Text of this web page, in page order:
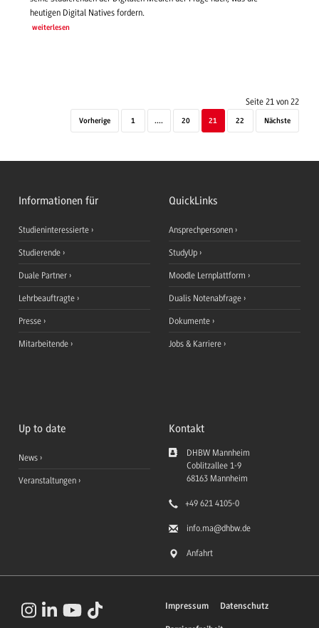
heutigen Digital Natives fordern.
weiterlesen
Seite 21 von 22
Vorherige 1 .... 20 21 22 Nächste
Informationen für
Studieninteressierte
Studierende
Duale Partner
Lehrbeauftragte
Presse
Mitarbeitende
QuickLinks
Ansprechpersonen
StudyUp
Moodle Lernplattform
Dualis Notenabfrage
Dokumente
Jobs & Karriere
Up to date
News
Veranstaltungen
Kontakt
DHBW Mannheim
Coblitzallee 1-9
68163 Mannheim
+49 621 4105-0
info.ma@dhbw.de
Anfahrt
Impressum Datenschutz